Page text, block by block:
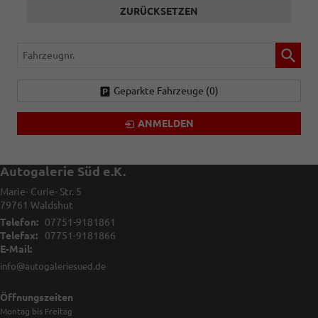
ZURÜCKSETZEN
Fahrzeugnr.
Geparkte Fahrzeuge (0)
ANMELDEN
Autogalerie Süd e.K.
Marie- Curie- Str. 5
79761 Waldshut
Telefon:
07751-9181861
Telefax:
07751-9181866
E-Mail:
info@autogaleriesued.de
Öffnungszeiten
Montag bis Freitag